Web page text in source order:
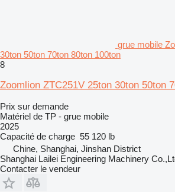
grue mobile
30ton 50ton 70ton 80ton 100ton
8
Zoomlion ZTC251V 25ton 30ton 50ton
Prix sur demande
Matériel de TP - grue mobile
2025
Capacité de charge 55 120 lb
Chine, Shanghai, Jinshan District
Shanghai Lailei Engineering Machinery
Contacter le vendeur